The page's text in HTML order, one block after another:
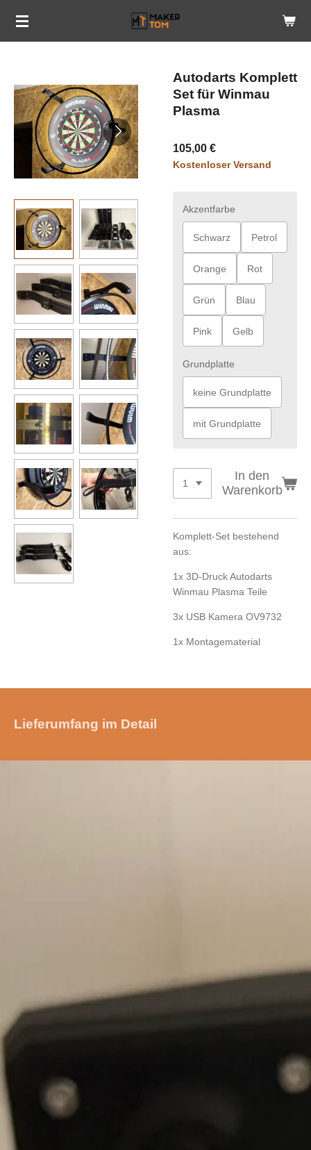
Zum
Hauptinhalt
springen
Autodarts Komplett
Set für Winmau
Plasma
105,00 €
Kostenloser Versand
Akzentfarbe
Schwarz Petrol
Orange Rot
Grün Blau
Pink Gelb
Grundplatte
keine Grundplatte
mit Grundplatte
In den
Warenkorb
Komplett-Set bestehend
aus:
1x 3D-Druck Autodarts
Winmau Plasma Teile
3x USB Kamera OV9732
1x Montagematerial
Lieferumfang im Detail